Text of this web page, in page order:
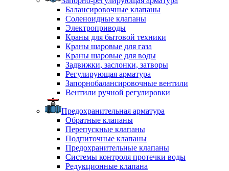
Балансировочные клапаны
Соленоидные клапаны
Электроприводы
Краны для бытовой техники
Краны шаровые для газа
Краны шаровые для воды
Задвижки, заслонки, затворы
Регулирующая арматура
Запорнобалансировочные вентили
Вентили ручной регулировки
Предохранительная арматура
Обратные клапаны
Перепускные клапаны
Подпиточные клапаны
Предохранительные клапаны
Системы контроля протечки воды
Редукционные клапана